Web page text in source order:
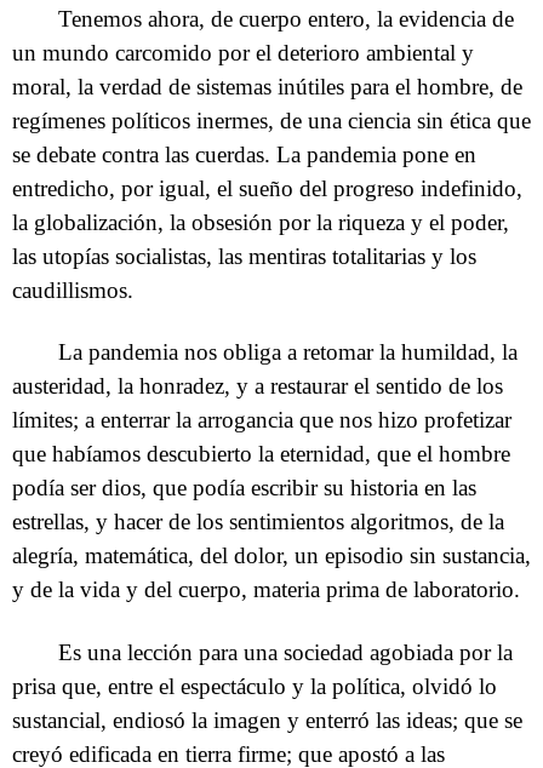
Tenemos ahora, de cuerpo entero, la evidencia de
un mundo carcomido por el deterioro ambiental y
moral, la verdad de sistemas inútiles para el hombre, de
regímenes políticos inermes, de una ciencia sin ética que
se debate contra las cuerdas. La pandemia pone en
entredicho, por igual, el sueño del progreso indefinido,
la globalización, la obsesión por la riqueza y el poder,
las utopías socialistas, las mentiras totalitarias y los
caudillismos.
La pandemia nos obliga a retomar la humildad, la
austeridad, la honradez, y a restaurar el sentido de los
límites; a enterrar la arrogancia que nos hizo profetizar
que habíamos descubierto la eternidad, que el hombre
podía ser dios, que podía escribir su historia en las
estrellas, y hacer de los sentimientos algoritmos, de la
alegría, matemática, del dolor, un episodio sin sustancia,
y de la vida y del cuerpo, materia prima de laboratorio.
Es una lección para una sociedad agobiada por la
prisa que, entre el espectáculo y la política, olvidó lo
sustancial, endiosó la imagen y enterró las ideas; que se
creyó edificada en tierra firme; que apostó a las